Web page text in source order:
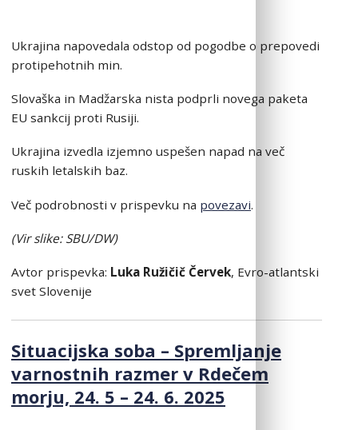
Ukrajina napovedala odstop od pogodbe o prepovedi
protipehotnih min.
Slovaška in Madžarska nista podprli novega paketa
EU sankcij proti Rusiji.
Ukrajina izvedla izjemno uspešen napad na več
ruskih letalskih baz.
Več podrobnosti v prispevku na povezavi.
(Vir slike: SBU/DW)
Avtor prispevka: Luka Ružičič Červek, Evro-atlantski
svet Slovenije
Situacijska soba – Spremljanje
varnostnih razmer v Rdečem
morju, 24. 5 – 24. 6. 2025